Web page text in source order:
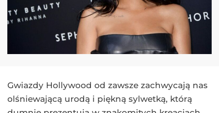
Gwiazdy Hollywood od zawsze zachwycają nas
olśniewającą urodą i piękną sylwetką, którą